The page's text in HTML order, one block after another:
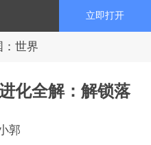
立即打开
：世界
化全解：解锁落
郭